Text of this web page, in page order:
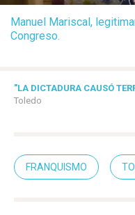
Manuel Mariscal,
Congreso.
"LA DICTADURA CAUSÓ
Toledo
FRANQUISMO